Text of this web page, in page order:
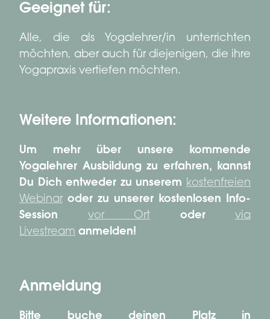
Geeignet für:
Alle, die als Yogalehrer/in unterrichten
möchten, aber auch für diejenigen, die ihre
Yogapraxis vertiefen möchten.
Weitere Informationen:
Um mehr über unsere kommende
Yogalehrer Ausbildung zu erfahren, kannst
Du Dich entweder zu unserem kostenfreien
Webinar oder zu unserer kostenlosen Info-
Session vor Ort oder via
Livestream anmelden!
Anmeldung
Bitte buche deinen Platz in